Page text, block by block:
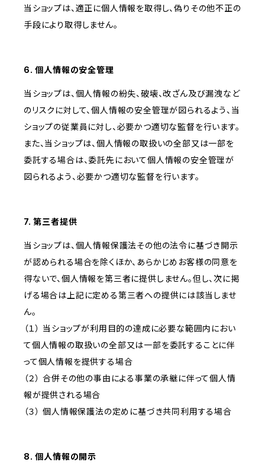
当ショップは、適正に個人情報を取得し、偽りその他不正の
手段により取得しません。
6. 個人情報の安全管理
当ショップは、個人情報の紛失、破壊、改ざん及び漏洩など
のリスクに対して、個人情報の安全管理が図られるよう、当
ショップの従業員に対し、必要かつ適切な監督を行います。
また、当ショップは、個人情報の取扱いの全部又は一部を
委託する場合は、委託先において個人情報の安全管理が
図られるよう、必要かつ適切な監督を行います。
7. 第三者提供
当ショップは、個人情報保護法その他の法令に基づき開示
が認められる場合を除くほか、あらかじめお客様の同意を
得ないで、個人情報を第三者に提供しません。但し、次に掲
げる場合は上記に定める第三者への提供には該当しませ
ん。
（１） 当ショップが利用目的の達成に必要な範囲内におい
て個人情報の取扱いの全部又は一部を委託することに伴
って個人情報を提供する場合
（２） 合併その他の事由による事業の承継に伴って個人情
報が提供される場合
（３） 個人情報保護法の定めに基づき共同利用する場合
8. 個人情報の開示